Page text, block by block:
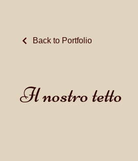
Back to Portfolio
Il nostro tetto